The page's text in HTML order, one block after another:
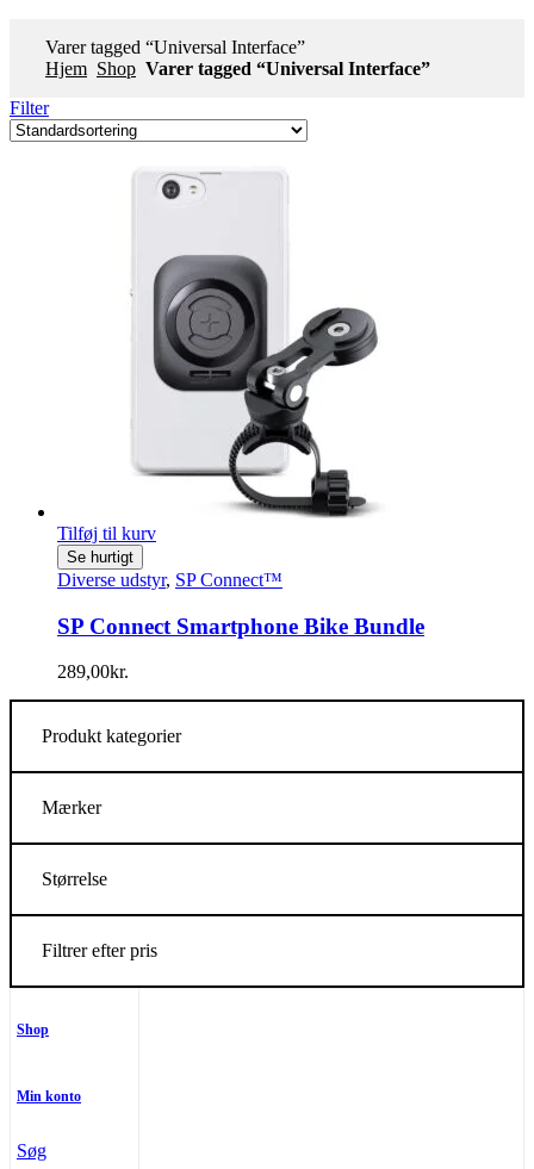
Varer tagged “Universal Interface”
Hjem Shop Varer tagged “Universal Interface”
Filter
Tilføj til kurv
Se hurtigt
Diverse udstyr, SP Connect™
SP Connect Smartphone Bike Bundle
289,00kr.
Produkt kategorier
Mærker
Størrelse
Filtrer efter pris
Shop
Min konto
Søg